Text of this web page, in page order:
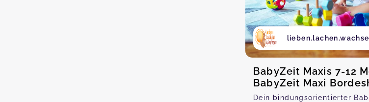
BabyZeit Maxis 7-12
BabyZeit Maxi
Dein bindungsorientierter